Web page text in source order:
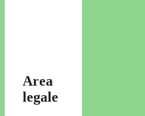
Area
legale